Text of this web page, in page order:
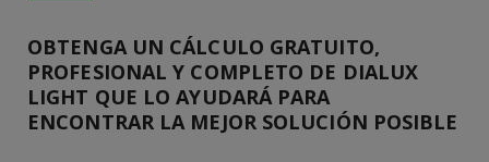
OBTENGA UN CÁLCULO GRATUITO,
PROFESIONAL Y COMPLETO DE DIALUX
LIGHT QUE LO AYUDARÁ PARA
ENCONTRAR LA MEJOR SOLUCIÓN POSIBLE